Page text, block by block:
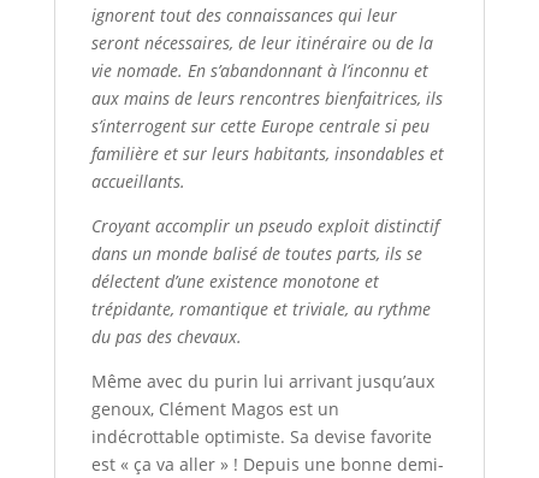
ignorent tout des connaissances qui leur
seront nécessaires, de leur itinéraire ou de la
vie nomade. En s’abandonnant à l’inconnu et
aux mains de leurs rencontres bienfaitrices, ils
s’interrogent sur cette Europe centrale si peu
familière et sur leurs habitants, insondables et
accueillants.
Croyant accomplir un pseudo exploit distinctif
dans un monde balisé de toutes parts, ils se
délectent d’une existence monotone et
trépidante, romantique et triviale, au rythme
du pas des chevaux.
Même avec du purin lui arrivant jusqu’aux
genoux, Clément Magos est un
indécrottable optimiste. Sa devise favorite
est « ça va aller » ! Depuis une bonne demi-